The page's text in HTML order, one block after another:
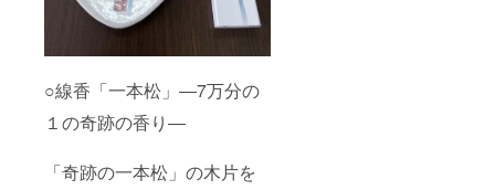
○線香「一本松」―7万分の
１の奇跡の香り―
「奇跡の一本松」の木片を